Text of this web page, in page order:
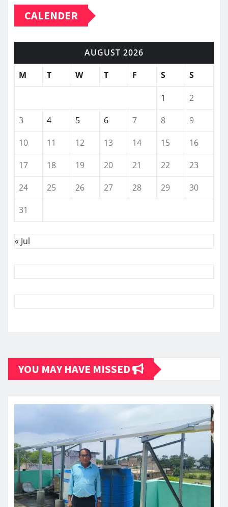
CALENDER
AUGUST 2026
M
T W T F S S
1
2
3
4 5 6 7 8
9
10
11 12 13 14 15
16
17
18 19 20 21 22
23
24
25 26 27 28 29
30
31
« Jul
YOU MAY HAVE MISSED